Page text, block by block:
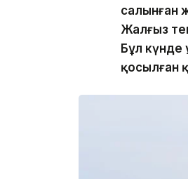
салынған
Жалғыз
Бұл күнде
қосылған